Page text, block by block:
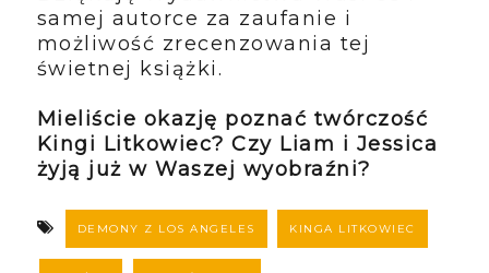
samej autorce za zaufanie i
możliwość zrecenzowania tej
świetnej książki.
Mieliście okazję poznać twórczość
Kingi Litkowiec? Czy Liam i Jessica
żyją już w Waszej wyobraźni?
DEMONY Z LOS ANGELES KINGA LITKOWIEC